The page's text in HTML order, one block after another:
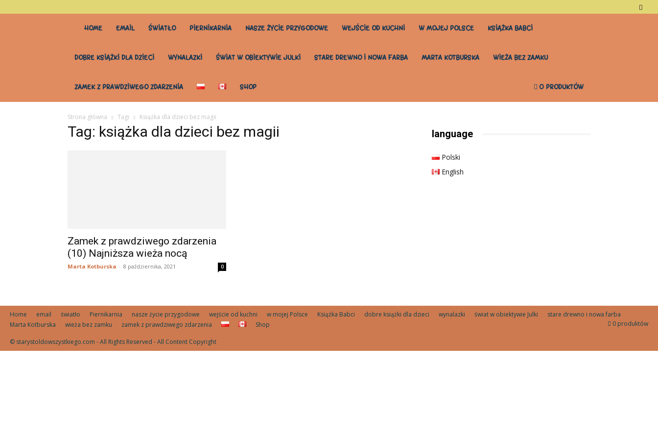
stary
stół
do
wszystkiego
HOME EMAIL ŚWIATŁO PIERNIKARNIA NASZE ŻYCIE PRZYGODOWE WEJŚCIE OD KUCHNI W MOJEJ POLSCE KSIĄŻKA BABCI
DOBRE KSIĄŻKI DLA DZIECI WYNALAZKI ŚWIAT W OBIEKTYWIE JULKI STARE DREWNO I NOWA FARBA MARTA KOTBURSKA WIEŻA BEZ ZAMKU
ZAMEK Z PRAWDZIWEGO ZDARZENIA SHOP 0 PRODUKTÓW
Strona główna Tagi Książka dla dzieci bez magii
Tag: książka dla dzieci bez magii
Zamek z prawdziwego zdarzenia
(10) Najniższa wieża nocą
Marta Kotburska - 8 października, 2021 0
language
Polski
English
Home email światło Piernikarnia nasze życie przygodowe wejście od kuchni w mojej Polsce Książka Babci dobre książki dla dzieci wynalazki świat w obiektywie Julki
stare drewno i nowa farba
Marta Kotburska
wieża bez zamku zamek z prawdziwego zdarzenia Shop 0 produktów
© starystoldowszystkiego.com - All Rights Reserved - All Content Copyright